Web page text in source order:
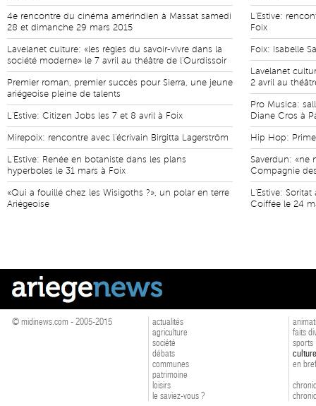
4e rencontre du cinéma amérindien à Massat samedi
28 et dimanche 29 mars 2015
Lavelanet culture: «les règles du savoir-vivre dans la
société moderne» le 7 avril au théâtre de l'Ourdissoir
Premier roman, premier succès pour Sierra, une jeune
ariégeoise pleine de talents
L'Estive: Citizen Jobs les 7 et 8 avril à Foix
Mirepoix: rencontre avec l'écrivain Birgitta Lagerström
L'Estive: Renée en botaniste dans les plans
hyperboles le 31 mars à Foix
«Qui a fouillé chez les Wisigoths ?», un polar en terre
Ariégeoise
L'Estive:
Foix
Foix: Isabelle
Lavelanet
2 avril au
Pro Musica:
Diane Cros à
Hip Hop:
Saverdun: «ne
Compagnie
L'Estive:
Coiffée le 24
© midinews.com - 2005-2015
actualités
agriculture
société
débats
communes
patrimoine
loisirs
le saviez-vous ?
faits
sports
culture
en bref